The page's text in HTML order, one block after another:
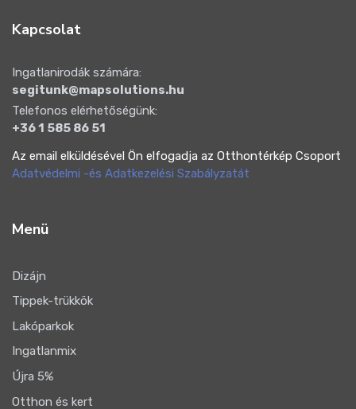
Kapcsolat
Ingatlanirodák számára:
segitunk@mapsolutions.hu
Telefonos elérhetőségünk:
+36 1 585 86 51
Az email elküldésével Ön elfogadja az Otthontérkép Csoport
Adatvédelmi -és Adatkezelési Szabályzatát
Menü
Dizájn
Tippek-trükkök
Lakóparkok
Ingatlanmix
Újra 5%
Otthon és kert